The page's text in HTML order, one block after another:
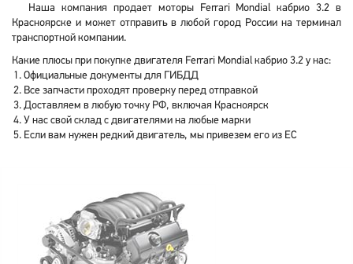
Наша компания продает моторы Ferrari Mondial кабрио 3.2 в
Красноярске и может отправить в любой город России на терминал
транспортной компании.
Какие плюсы при покупке двигателя Ferrari Mondial кабрио 3.2 у нас:
Официальные документы для ГИБДД
Все запчасти проходят проверку перед отправкой
Доставляем в любую точку РФ, включая Красноярск
У нас свой склад с двигателями на любые марки
Если вам нужен редкий двигатель, мы привезем его из ЕС